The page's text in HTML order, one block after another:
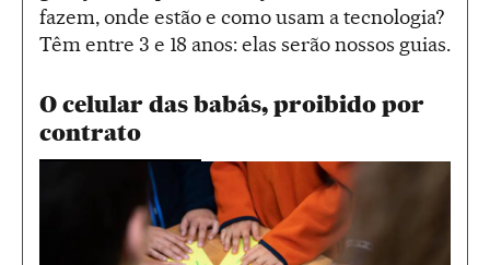
fazem, onde estão e como usam a tecnologia?
Têm entre 3 e 18 anos: elas serão nossos guias.
O celular das babás, proibido por
contrato